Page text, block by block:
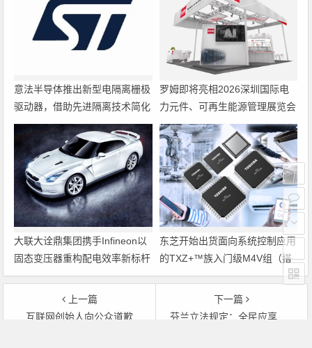
意法半导体推出新型电隔离栅极
驱动器，借助先进隔离技术简化
电源设计
罗姆即将亮相2026深圳国际电
力元件、可再生能源管理展览会
暨研讨会
大联大诠鼎集团携手Infineon以
固态变压器重构配电效率新标杆
东芝开始出货面向系统控制应用
的TXZ+™族入门级M4V组（搭
载Arm Cortex‑M4内核的标准微
控制器）工程样品
上一篇
互联网创始人向公众道歉
下一篇
芬兰立法规定：全民应享有宽带上网权